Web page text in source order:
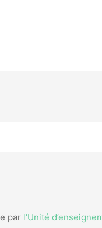
par l'Unité